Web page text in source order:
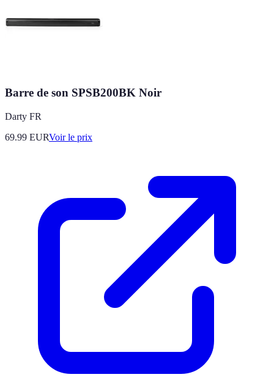
Barre de son SPSB200BK Noir
Darty FR
69.99 EURVoir le prix